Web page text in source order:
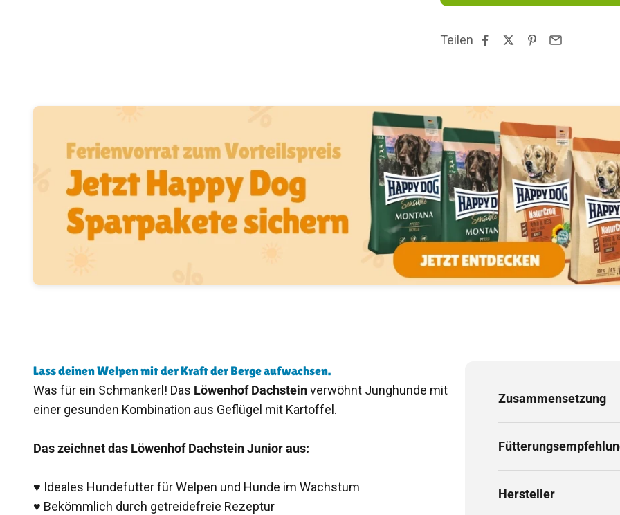
Teilen
Lass deinen Welpen mit der Kraft der Berge aufwachsen.
Was für ein Schmankerl! Das Löwenhof Dachsteinverwöhnt Junghunde mit
einer gesunden Kombination aus Geflügel mit Kartoffel.
Das zeichnet das Löwenhof Dachstein Junior aus:
♥ Ideales Hundefutter für Welpen und Hunde im Wachstum
♥ Bekömmlich durch getreidefreie Rezeptur
Zusammensetzung
Hersteller